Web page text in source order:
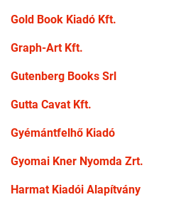
Gold Book Kiadó Kft.
Graph-Art Kft.
Gutenberg Books Srl
Gutta Cavat Kft.
Gyémántfelhő Kiadó
Gyomai Kner Nyomda Zrt.
Harmat Kiadói Alapítvány